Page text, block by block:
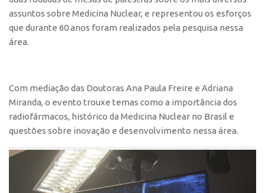
Comunicação
Eventos
Fala Inovação
Premiações
assuntos sobre Medicina Nuclear, e representou os esforços
que durante 60 anos foram realizados pela pesquisa nessa
área.
Com mediação das Doutoras Ana Paula Freire e Adriana
Miranda, o evento trouxe temas como a importância dos
radiofármacos, histórico da Medicina Nuclear no Brasil e
questões sobre inovação e desenvolvimento nessa área.